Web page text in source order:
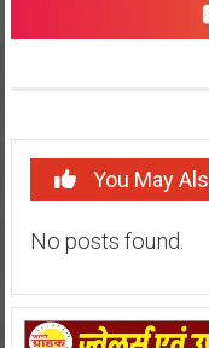
You May
No posts found.